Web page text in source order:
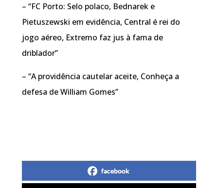
– “FC Porto: Selo polaco, Bednarek e
Pietuszewski em evidência, Central é rei do
jogo aéreo, Extremo faz jus à fama de
driblador”
– “A providência cautelar aceite, Conheça a
defesa de William Gomes”
facebook